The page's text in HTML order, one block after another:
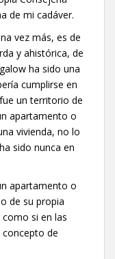
de mi cadáver.
vez más, es de
y ahistórica, de
ha sido una
cumplirse en
un territorio de
apartamento o
vivienda, no lo
sido nunca en
apartamento o
de su propia
si en las
concepto de